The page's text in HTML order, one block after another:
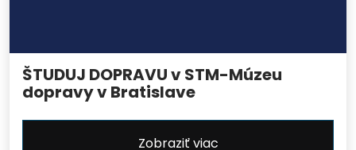
ŠTUDUJ DOPRAVU v STM-Múzeu
dopravy v Bratislave
Zobraziť viac